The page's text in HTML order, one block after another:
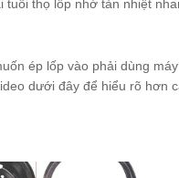
thọ lốp nhờ tản nhiệt
ép lốp vào phải dùng
dưới đây để hiểu rõ hơn